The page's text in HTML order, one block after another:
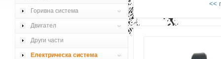
<<
Горивна система
Двигател
Други части
Електрическа система